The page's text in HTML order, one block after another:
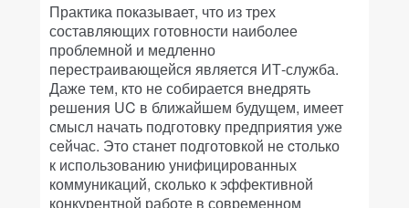
Практика показывает, что из трех
составляющих готовности наиболее
проблемной и медленно
перестраивающейся является ИТ-служба.
Даже тем, кто не собирается внедрять
решения UC в ближайшем будущем, имеет
смысл начать подготовку предприятия уже
сейчас. Это станет подготовкой не cтолько
к использованию унифицированных
коммуникаций, сколько к эффективной
конкурентной работе в современном